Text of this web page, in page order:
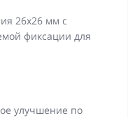
26х26 мм с
фиксации для
улучшение по